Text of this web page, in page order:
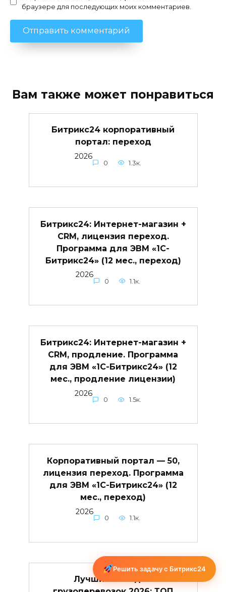
браузере для последующих моих комментариев.
Вам также может понравиться
Битрикс24 корпоративный
портал: переход
2026
0 1.3к.
Битрикс24: Интернет-магазин +
CRM, лицензия переход.
Программа для ЭВМ «1С-
Битрикс24» (12 мес., переход)
2026
0 1.1к.
Битрикс24: Интернет-магазин +
CRM, продление. Программа
для ЭВМ «1С-Битрикс24» (12
мес., продление лицензии)
2026
0 1.5к.
Корпоративный портал — 50,
лицензия переход. Программа
для ЭВМ «1С-Битрикс24» (12
мес., переход)
2026
0 1.1к.
Лучшие CRM для
Решить задачу с Битрикс24